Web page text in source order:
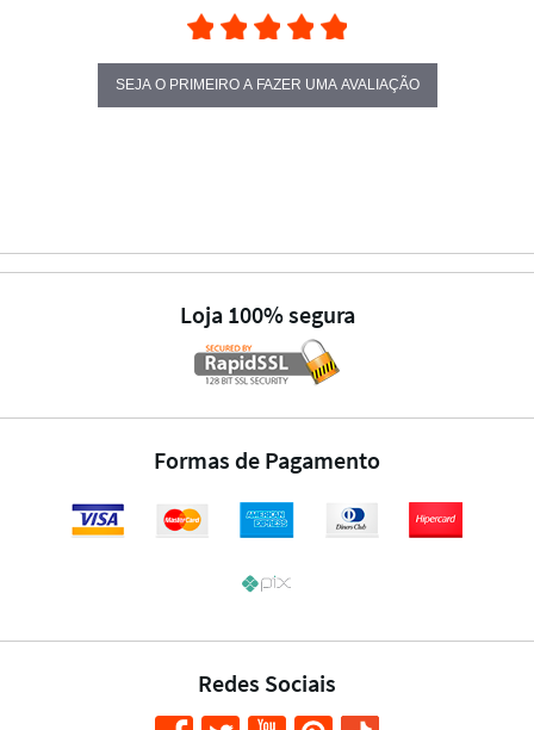
SEJA O PRIMEIRO A FAZER UMA AVALIAÇÃO